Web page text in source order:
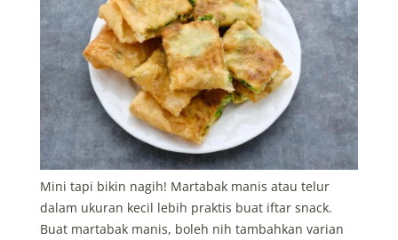
Mini tapi bikin nagih! Martabak manis atau telur
dalam ukuran kecil lebih praktis buat iftar snack.
Buat martabak manis, boleh nih tambahkan varian